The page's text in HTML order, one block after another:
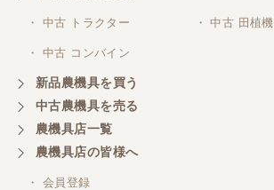
・ 中古 トラクター ・ 中古 田植機
・ 中古 コンバイン
新品農機具を買う
中古農機具を売る
農機具店一覧
農機具店の皆様へ
・ 会員登録